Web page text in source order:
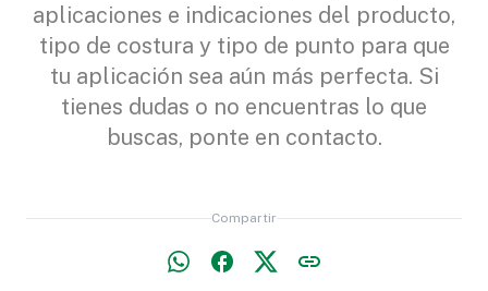
aplicaciones e indicaciones del producto,
tipo de costura y tipo de punto para que
tu aplicación sea aún más perfecta. Si
tienes dudas o no encuentras lo que
buscas, ponte en contacto.
Compartir